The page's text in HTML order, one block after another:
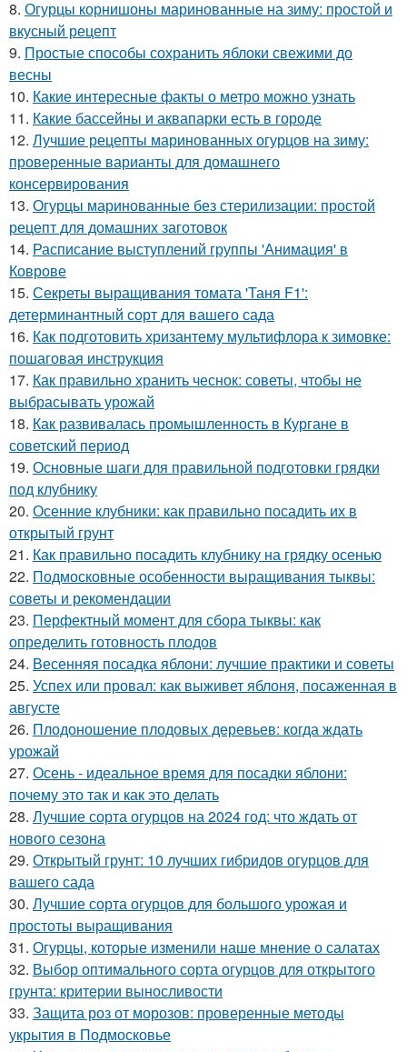
8. Огурцы корнишоны маринованные на зиму: простой и
вкусный рецепт
9. Простые способы сохранить яблоки свежими до
весны
10. Какие интересные факты о метро можно узнать
11. Какие бассейны и аквапарки есть в городе
12. Лучшие рецепты маринованных огурцов на зиму:
проверенные варианты для домашнего
консервирования
13. Огурцы маринованные без стерилизации: простой
рецепт для домашних заготовок
14. Расписание выступлений группы 'Анимация' в
Коврове
15. Секреты выращивания томата 'Таня F1':
детерминантный сорт для вашего сада
16. Как подготовить хризантему мультифлора к зимовке:
пошаговая инструкция
17. Как правильно хранить чеснок: советы, чтобы не
выбрасывать урожай
18. Как развивалась промышленность в Кургане в
советский период
19. Основные шаги для правильной подготовки грядки
под клубнику
20. Осенние клубники: как правильно посадить их в
открытый грунт
21. Как правильно посадить клубнику на грядку осенью
22. Подмосковные особенности выращивания тыквы:
советы и рекомендации
23. Перфектный момент для сбора тыквы: как
определить готовность плодов
24. Весенняя посадка яблони: лучшие практики и советы
25. Успех или провал: как выживет яблоня, посаженная в
августе
26. Плодоношение плодовых деревьев: когда ждать
урожай
27. Осень - идеальное время для посадки яблони:
почему это так и как это делать
28. Лучшие сорта огурцов на 2024 год: что ждать от
нового сезона
29. Открытый грунт: 10 лучших гибридов огурцов для
вашего сада
30. Лучшие сорта огурцов для большого урожая и
простоты выращивания
31. Огурцы, которые изменили наше мнение о салатах
32. Выбор оптимального сорта огурцов для открытого
грунта: критерии выносливости
33. Защита роз от морозов: проверенные методы
укрытия в Подмосковье